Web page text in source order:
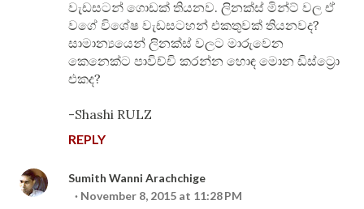
වැඩසටන් ගොඩක් තියනව. ලිනක්ස් මින්ට් වල ඒ
වගේ විශේෂ වැඩසටහන් එකතුවක් තියනවද?
සාමාන්‍යයෙන් ලිනක්ස් වලට මාරුවෙන
කෙනෙක්ට පාවිච්චි කරන්න හොඳ මොන ඩිස්ට්‍රො
එකද?
-Shashi RULZ
REPLY
Sumith Wanni Arachchige
November 8, 2015 at 11:28 PM